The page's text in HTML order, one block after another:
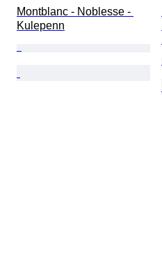
Montblanc - Noblesse -
Kulepenn